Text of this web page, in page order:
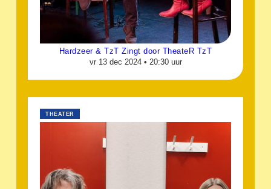
Hardzeer & TzT Zingt door TheateR TzT
vr 13 dec 2024 • 20:30 uur
THEATER